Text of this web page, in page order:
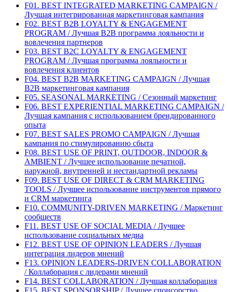
F01. BEST INTEGRATED MARKETING CAMPAIGN /
Лучшая интегрированная маркетинговая кампания
F02. BEST B2B LOYALTY & ENGAGEMENT
PROGRAM / Лучшая B2B программа лояльности и
вовлечения партнеров
F03. BEST B2C LOYALTY & ENGAGEMENT
PROGRAM / Лучшая программа лояльности и
вовлечения клиентов
F04. BEST B2B MARKETING CAMPAIGN / Лучшая
B2B маркетинговая кампания
F05. SEASONAL MARKETING / Сезонный маркетинг
F06. BEST EXPERIENTIAL MARKETING CAMPAIGN /
Лучшая кампания с использованием брендированного
опыта
F07. BEST SALES PROMO CAMPAIGN / Лучшая
кампания по стимулированию сбыта
F08. BEST USE OF PRINT, OUTDOOR, INDOOR &
AMBIENT / Лучшее использование печатной,
наружной, внутренней и нестандартной рекламы
F09. BEST USE OF DIRECT & CRM MARKETING
TOOLS / Лучшее использование инструментов прямого
и CRM маркетинга
F10. COMMUNITY-DRIVEN MARKETING / Маркетинг
сообществ
F11. BEST USE OF SOCIAL MEDIA / Лучшее
использование социальных медиа
F12. BEST USE OF OPINION LEADERS / Лучшая
интеграция лидеров мнений
F13. OPINION LEADERS-DRIVEN COLLABORATION
/ Коллаборация с лидерами мнений
F14. BEST COLLABORATION / Лучшая коллаборация
F15. BEST SPONSORSHIP / Лучшее спонсорство